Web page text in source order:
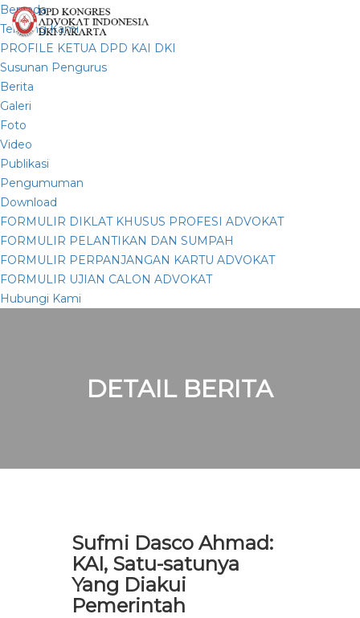
Beranda
Tentang Kami
PROFILE KETUA DPD KAI DKI
Susunan Pengurus
Berita
Galeri
Foto
Video
Publikasi
Pengumuman
Download
FORMULIR DIKLAT KHUSUS PROFESI ADVOKAT
FORMULIR PELANTIKAN DAN SUMPAH
FORMULIR PERPANJANGAN KARTU ADVOKAT
FORMULIR UJIAN CALON ADVOKAT
Hubungi Kami
DETAIL BERITA
Sufmi Dasco Ahmad:
KAI, Satu-satunya
Yang Diakui
Pemerintah